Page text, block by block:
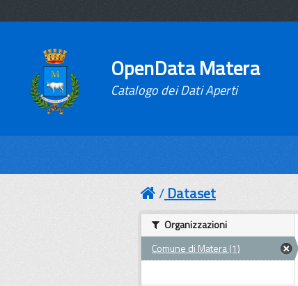
OpenData Matera
Catalogo dei Dati Aperti
Dataset
Organizzazioni
Comune di Matera (1)